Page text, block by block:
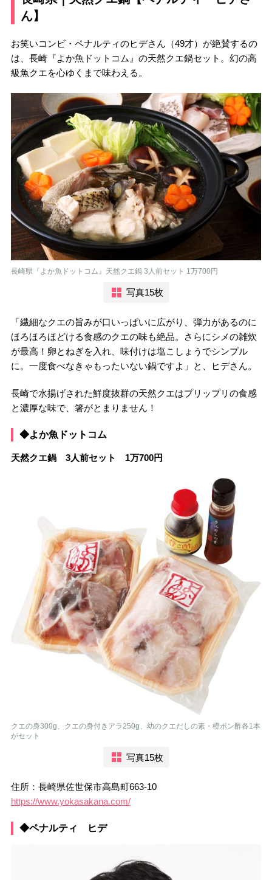
ん】
お笑いコンビ・ペナルティのヒデさん（49才）が絶賛するの
は、長崎『よか魚ドットコム』の天然クエ鍋セット。幻の高
級魚クエを心ゆくまで味わえる。
長崎県『よか魚ドットコム』天然クエ鍋 3人前セット 1万700円
写真15枚
「繊細なクエの旨みが口いっぱいに広がり、弾力があるのに
ほろほろほどける食感のクエの味も絶品。さらにシメの雑炊
が最高！卵とねぎを入れ、味付けは塩こしょうでシンプル
に。一度食べなきゃもったいない鍋ですよ」と、ヒデさん。
長崎で水揚げされた鮮度抜群の天然クエはプリップリの食感
と濃厚な味で、箸がとまりません！
◆よか魚ドットコム
天然クエ鍋 3人前セット 1万700円
クエの身300g、クエの身付きアラ250g、幼のクエだしの素・橙ポン酢各1本
がセット
写真15枚
住所：長崎県佐世保市高島町663-10
https://www.yokasakana.com/
◆ペナルティ ヒデ